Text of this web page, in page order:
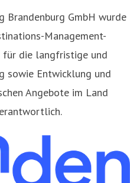
Brandenburg GmbH wurde
Management-
für die langfristige und
sowie Entwicklung und
Angebote im Land